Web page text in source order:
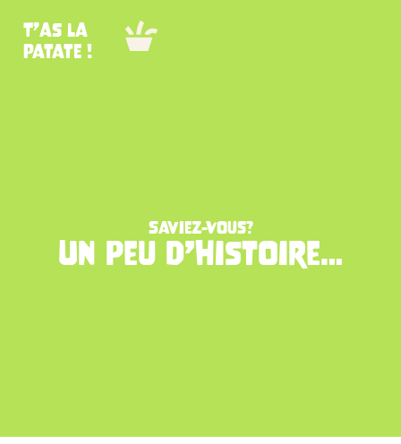
T’as la
patate !
Saviez-Vous?
Un peu d’histoire…